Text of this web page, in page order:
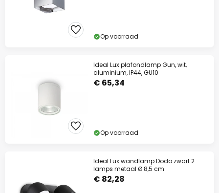
Op voorraad
Ideal Lux plafondlamp Gun, wit,
aluminium, IP44, GU10
€ 65,34
Op voorraad
Ideal Lux wandlamp Dodo zwart 2-
lamps metaal Ø 8,5 cm
€ 82,28